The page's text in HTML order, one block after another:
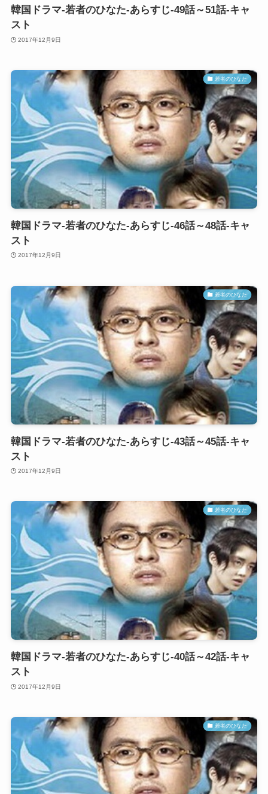
韓国ドラマ-若者のひなた-あらすじ-49話～51話-キャ
スト
2017年12月9日
若者のひなた
韓国ドラマ-若者のひなた-あらすじ-46話～48話-キャ
スト
2017年12月9日
若者のひなた
韓国ドラマ-若者のひなた-あらすじ-43話～45話-キャ
スト
2017年12月9日
若者のひなた
韓国ドラマ-若者のひなた-あらすじ-40話～42話-キャ
スト
2017年12月9日
若者のひなた